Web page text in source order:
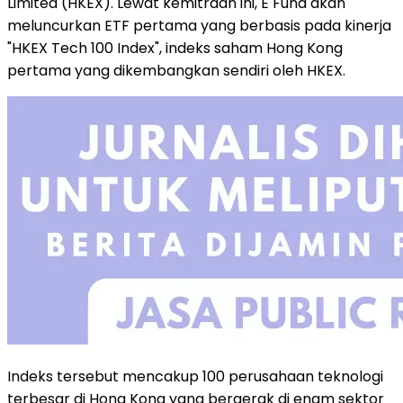
meluncurkan ETF pertama yang berbasis pada kinerja
"HKEX Tech 100 Index", indeks saham Hong Kong
pertama yang dikembangkan sendiri oleh HKEX.
Indeks tersebut mencakup 100 perusahaan teknologi
terbesar di Hong Kong yang bergerak di enam sektor